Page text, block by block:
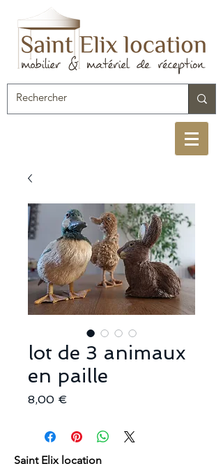
lot de 3 animaux
en paille
8,00 €
Saint Elix location